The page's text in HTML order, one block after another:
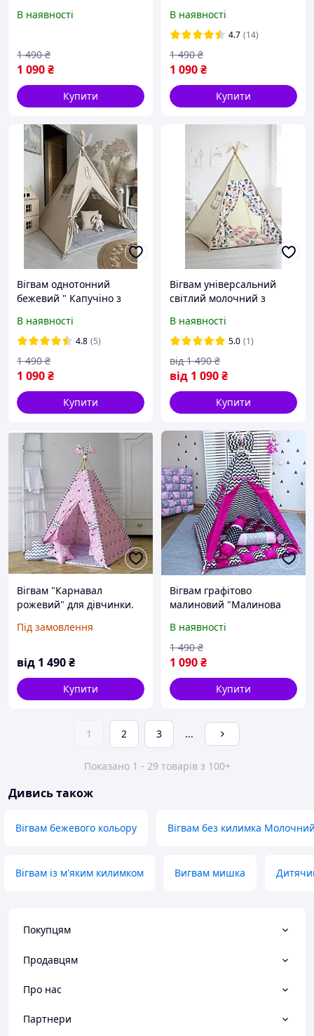
хлопчика . Намет
Будиночок для ігор
бонбон бон бон
В наявності
1 090₴
1 490 ₴
Купити
дівчинки та хлопчика.
Намет дитячий,
аксесуари сірий.
В наявності
4.7 (14)
1 090₴
1 490 ₴
Купити
Вігвам однотонний
бежевий " Капучіно з
дівчинки та хлопчика.
Намет дитячий, шатро .
Будиночок для ігор
В наявності
4.8 (5)
1 090₴
1 490 ₴
Купити
Вігвам універсальний
світлий молочний з
естетика" Світлий намет .
Дитячий будиночок для
ігор. Палатка, халабуда
В наявності
5.0 (1)
від 1 090₴
від 1 490 ₴
Купити
Вігвам "Карнавал
рожевий" для дівчинки.
сіро-рожева. Будиночок
Під замовлення
від 1 490₴
Купити
Вігвам графітово
малиновий "Малинова
Намет дитячий, палатка
яскравого кольору фуксії.
Будинок для ігор
В наявності
1 090₴
1 490 ₴
Купити
1 2 3 ...
Показано 1 - 29 товарів з 100+
Дивись також
Вігвам бежевого кольору Вігвам без килимка
Вігвам із м'яким килимком Вигвам мишка
Покупцям
Продавцям
Про нас
Партнери